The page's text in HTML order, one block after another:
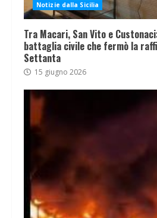
Notizie dalla Sicilia
Tra Macari, San Vito e
battaglia civile che fermò la
Settanta
15 giugno 2026